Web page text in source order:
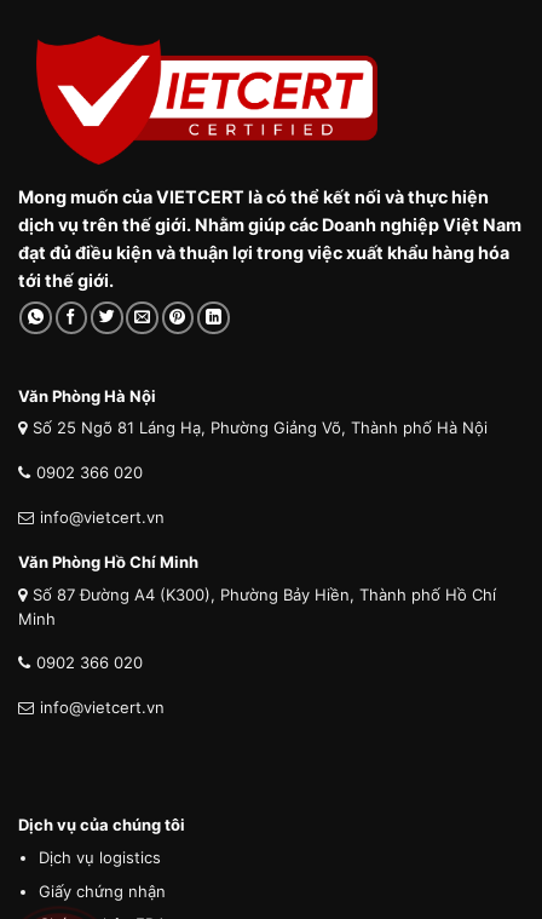
Mong muốn của VIETCERT là có thể kết nối và thực hiện
dịch vụ trên thế giới. Nhằm giúp các Doanh nghiệp Việt Nam
đạt đủ điều kiện và thuận lợi trong việc xuất khẩu hàng hóa
tới thế giới.
Văn Phòng Hà Nội
Số 25 Ngõ 81 Láng Hạ, Phường Giảng Võ, Thành phố Hà Nội
0902 366 020
info@vietcert.vn
Văn Phòng Hồ Chí Minh
Số 87 Đường A4 (K300), Phường Bảy Hiền, Thành phố Hồ Chí
Minh
0902 366 020
info@vietcert.vn
Dịch vụ của chúng tôi
Dịch vụ logistics
Giấy chứng nhận